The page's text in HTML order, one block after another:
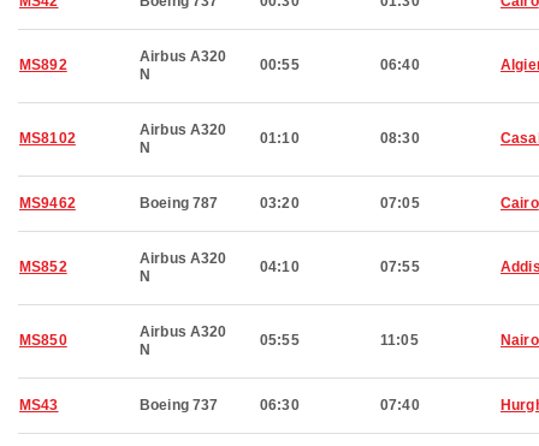
MS892
Airbus A320
N
00:55 06:40
MS8102
Airbus A320
N
01:10 08:30
MS9462 Boeing 787 03:20 07:05 Cairo
MS852
Airbus A320
N
04:10 07:55
MS850
Airbus A320
N
05:55 11:05
MS43 Boeing 737 06:30 07:40